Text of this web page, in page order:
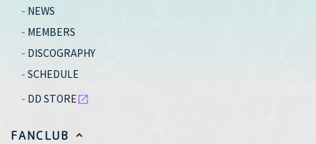
NEWS
MEMBERS
DISCOGRAPHY
SCHEDULE
DD STOREopen_in_new
FANCLUB